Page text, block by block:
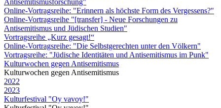
Antisemitismusforschung"
Online-Vortragsreihe: "Erinnern als höchste Form des Vergessens?"
Online-Vortragsreihe "[transfer] - Neue Forschungen zu
Antisemitismus und Jüdischen Studien"
Vortragsreihe „Kurz gesagt!“
Online-Vortragsreihe: "Die Selbstgerechten unter den Völkern"
Vortragsreihe: "Jüdische Identitäten und Antisemitismus im Punk"
Kulturwochen gegen Antisemitismus
Kulturwochen gegen Antisemitismus
2022
2023
Kulturfestival "Oy vavoy!"